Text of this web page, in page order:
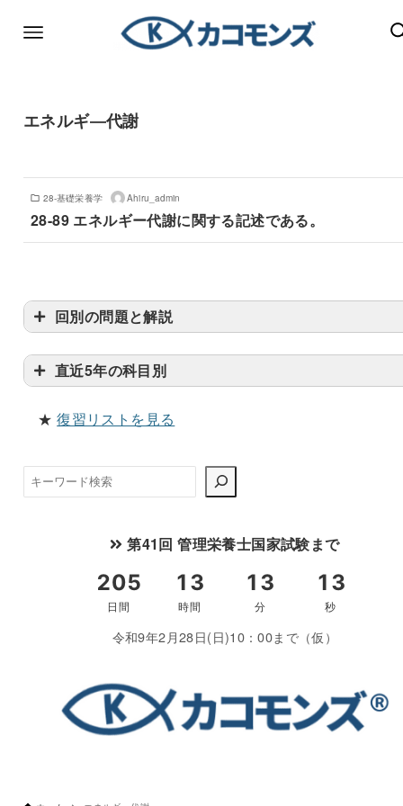
エネルギ―代謝
28-基礎栄養学 Ahiru_admin
28-89 エネルギー代謝に関する記述である。
回別の問題と解説
直近5年の科目別
★復習リストを見る
検
索
第41回 管理栄養士国家試験まで
令和9年2月28日(日)10：00まで（仮）